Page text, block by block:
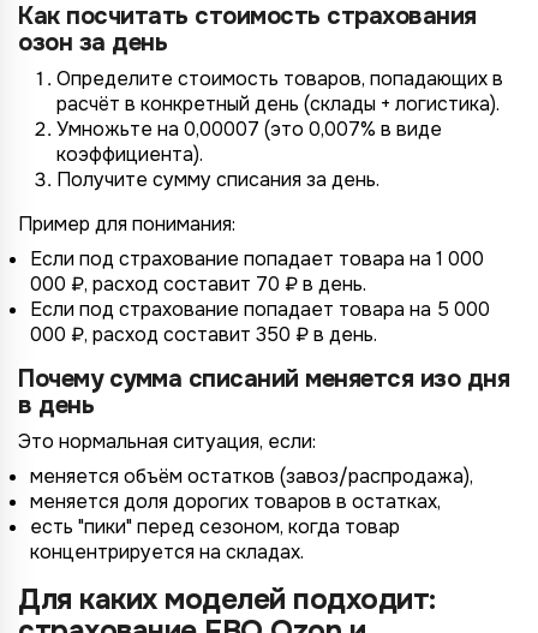
Как посчитать стоимость страхования
озон за день
Определите стоимость товаров, попадающих в
расчёт в конкретный день (склады + логистика).
Умножьте на 0,00007 (это 0,007% в виде
коэффициента).
Получите сумму списания за день.
Пример для понимания:
Если под страхование попадает товара на 1 000
000 ₽, расход составит 70 ₽ в день.
Если под страхование попадает товара на 5 000
000 ₽, расход составит 350 ₽ в день.
Почему сумма списаний меняется изо дня
в день
Это нормальная ситуация, если:
меняется объём остатков (завоз/распродажа),
меняется доля дорогих товаров в остатках,
есть "пики" перед сезоном, когда товар
концентрируется на складах.
Для каких моделей подходит: